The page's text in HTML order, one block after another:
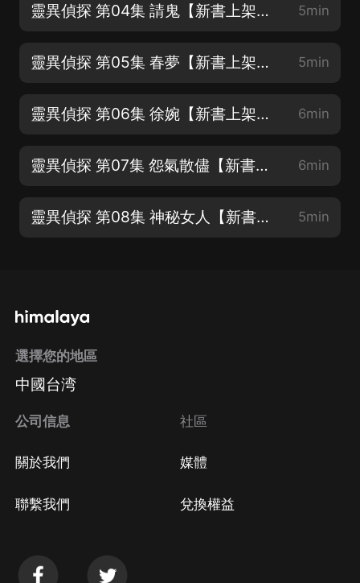
靈異偵探 第04集 請鬼【新書上架，歡迎訂閱好評!】 5min
靈異偵探 第05集 春夢【新書上架，歡迎訂閱好評!】 5min
靈異偵探 第06集 徐婉【新書上架，歡迎訂閱好評!】 6min
靈異偵探 第07集 怨氣散儘【新書上架，歡迎訂閱好評!】 6min
靈異偵探 第08集 神秘女人【新書上架，歡迎訂閱好評!】 5min
選擇您的地區
中國台湾
公司信息
關於我們
聯繫我們
社區
媒體
兌換權益